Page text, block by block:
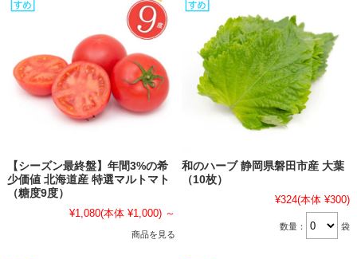
【シーズン最終盤】年間3%の希
少価値 北海道産 特選マルトマト
（糖度9度）
¥1,080(本体 ¥1,000) ～
商品を見る
和のハーブ 静岡県磐田市産 大葉
（10枚）
¥324(本体 ¥300)
数量： 袋